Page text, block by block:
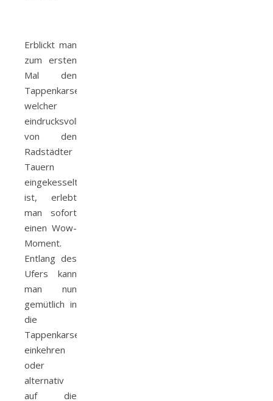
Erblickt man
zum ersten
Mal den
Tappenkarsee,
welcher
eindrucksvoll
von den
Radstädter
Tauern
eingekesselt
ist, erlebt
man sofort
einen Wow-
Moment.
Entlang des
Ufers kann
man nun
gemütlich in
die
Tappenkarseealm
einkehren
oder
alternativ
auf die